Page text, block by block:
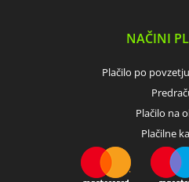
NAČINI
Plačilo po
Plačilo na
Plačilne